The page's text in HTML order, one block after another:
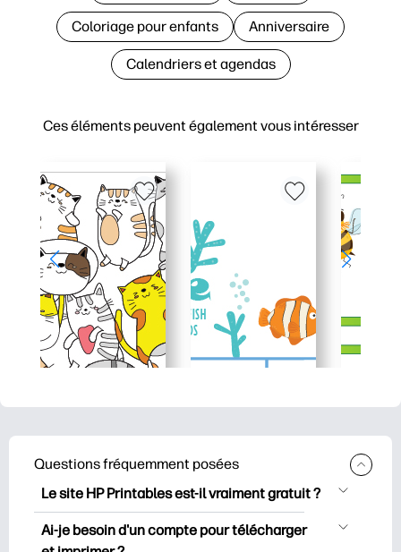
Ces éléments peuvent également vous intéresser
Coloriage pour enfants Anniversaire
Calendriers et agendas
Questions fréquemment posées
Le site HP Printables est-il vraiment gratuit ?
HP Printables propose plus de 2500
documents imprimables gratuits à
Ai-je besoin d'un compte pour télécharger